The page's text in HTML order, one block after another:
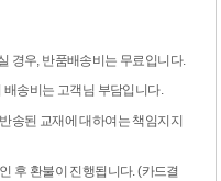
경우, 반품배송비는 무료입니다.
배송비는 고객님 부담입니다.
송된 교재에 대하여는 책임지지
후 환불이 진행됩니다. (카드결